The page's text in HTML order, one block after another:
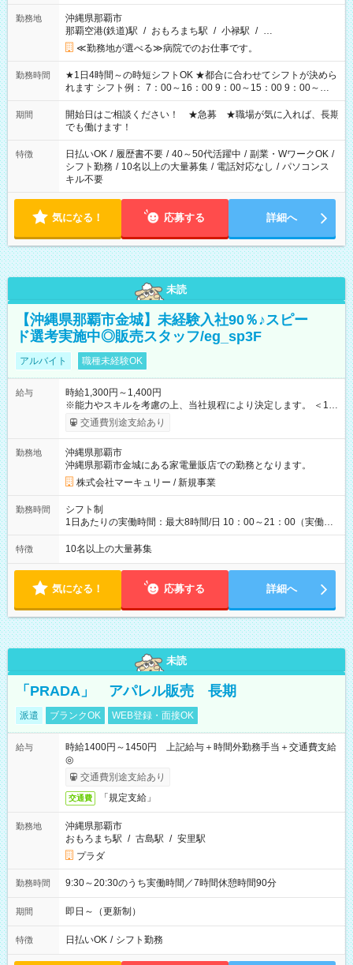
勤務地
沖縄県那覇市
那覇空港(鉄道)駅 / おもろまち駅 / 小禄駅 / …
≪勤務地が選べる≫病院でのお仕事です。
勤務時間
★1日4時間～の時短シフトOK ★都合に合わせてシフトが決めら
れます シフト例： 7：00～16：00 9：00～15：00 9：00～
18：00 11：00～20：00 など ※Wワークの場合、他のお仕事と
合わせ週40時間超の就業はご案内できません ※法令に基づき、
週20時間以上勤務は社会保険への加入対象となります ※労働者
派遣法（日雇い派遣の原則禁止）により、短時間・短期間の就
業はご案内が難しい場合があります
期間
開始日はご相談ください！ ★急募 ★職場が気に入れば、長期
でも働けます！
特徴 日払いOK / 履歴書不要 / 40～50代活躍中 / 副業・WワークOK /
シフト勤務 / 10名以上の大量募集 / 電話対応なし / パソコンス
キル不要
気になる！ 応募する 詳細へ
未読
【沖縄県那覇市金城】未経験入社90％♪スピー
ド選考実施中◎販売スタッフ/eg_sp3F
アルバイト 職種未経験OK
給与
時給1,300円～1,400円
※能力やスキルを考慮の上、当社規程により決定します。 ＜1人
ひとりの成長・頑張りを評価＞ 毎年半期ごとに評価制度を実施
し、ビジネスマナーやコンプライアンスなどの項目ごとに目標
アップも叶えています。 1人ひとりの成長や頑張りに対してもし
っかり還元をしていく制度が確立しています！ 【試用期間】試
用期間あり 試用期間の長さ：3ヶ月 雇用形態、給与は本採用時
と同じです。
交通費別途支給あり
勤務地
沖縄県那覇市
沖縄県那覇市金城にある家電量販店での勤務となります。
株式会社マーキュリー / 新規事業
勤務時間
シフト制
1日あたりの実働時間：最大8時間/日 10：00～21：00（実働8
時間／休憩1時間） ※配属先により変動します。 ＜シフト例＞
10：00～19：00 12：00～21：00 ■週5日勤務となります。 ■残
す！
特徴 10名以上の大量募集
気になる！ 応募する 詳細へ
未読
「PRADA」 アパレル販売 長期
派遣 ブランクOK WEB登録・面接OK
給与
時給1400円～1450円 上記給与＋時間外勤務手当＋交通費支給
◎
交通費別途支給あり
交通費 「規定支給」
勤務地
沖縄県那覇市
おもろまち駅 / 古島駅 / 安里駅
プラダ
勤務時間 9:30～20:30のうち実働時間／7時間休憩時間90分
期間 即日～（更新制）
特徴 日払いOK / シフト勤務